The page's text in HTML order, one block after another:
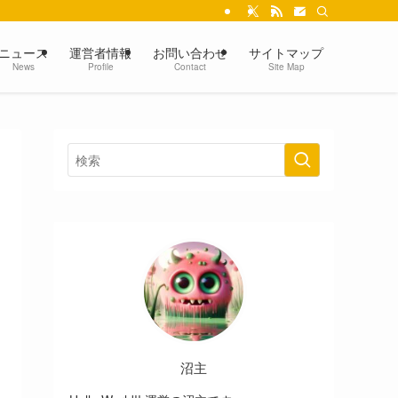
ニュース
News
運営者情報
Profile
お問い合わせ
Contact
サイトマップ
Site Map
沼主